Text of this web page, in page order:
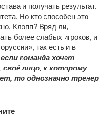
и получать результат.
Но кто способен это
Клопп? Вряд ли,
более слабых игроков, и
так есть и в
команда хочет
лицо, к которому
то однозначно тренер